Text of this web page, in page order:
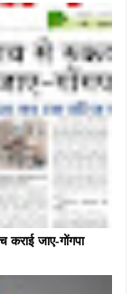
कराई जाए-गोंगपा